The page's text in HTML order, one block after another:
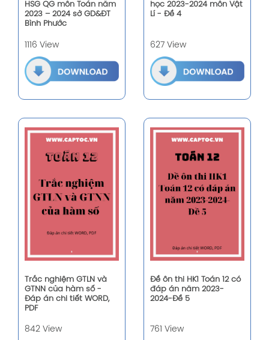
HSG QG môn Toán năm
2023 – 2024 sở GD&ĐT
Bình Phước
1116 View
học 2023-2024 môn Vật
Lí - Đề 4
627 View
Trắc nghiệm GTLN và
GTNN của hàm số -
Đáp án chi tiết WORD,
PDF
842 View
Đề ôn thi HK1 Toán 12 có
đáp án năm 2023-
2024-Đề 5
761 View